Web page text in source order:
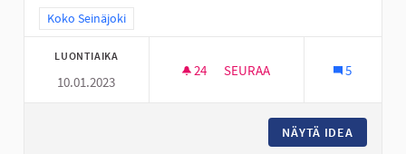
Rajaa tulokset teeman mukaan: Koko Seinäjoki
Koko Seinäjoki
LUONTIAIKA
10.01.2023
24 24 SEURAAJAA
SEURAA 5
NÄYTÄ IDEA